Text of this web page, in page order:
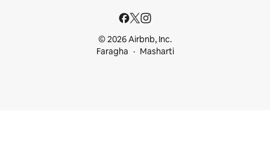
© 2026 Airbnb, Inc.
Faragha
Masharti